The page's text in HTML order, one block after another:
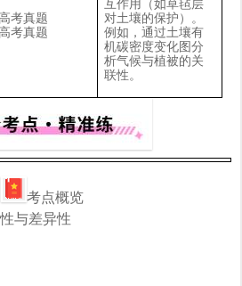
互作用（如草毡层
对土壤的保护）。
例如，通过土壤有
机碳密度变化图分
析气候与植被的关
联性。
高考真题
高考真题
考点概览
与差异性